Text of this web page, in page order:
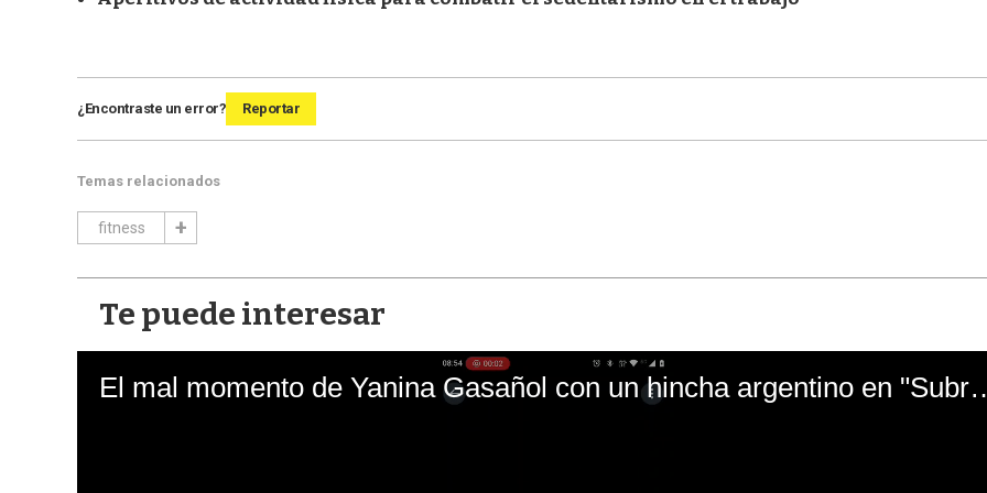
¿Encontraste un error? Reportar
Temas relacionados
fitness
Te puede interesar
El mal momento de Yanina